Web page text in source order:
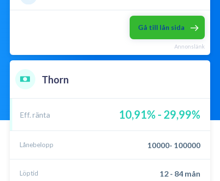
Lån utan säkerhet
Samla lån
P2P lån
Menu
Gå till lån sida
Annonslänk
Thorn
10,91% - 29,99%
Eff. ränta
10000- 100000
Lånebelopp
12 - 84 mån
Löptid